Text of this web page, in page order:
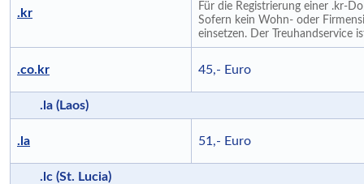
.kr
Für die Registrierung einer .kr-
Sofern kein Wohn- oder
einsetzen. Der Treuhandservice
.co.kr 45,- Euro
.la (Laos)
.la 51,- Euro
.lc (St. Lucia)